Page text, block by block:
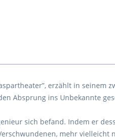
erzählt in seinem
Absprung ins Unbekannte
sich befand. Indem er
mehr vielleicht